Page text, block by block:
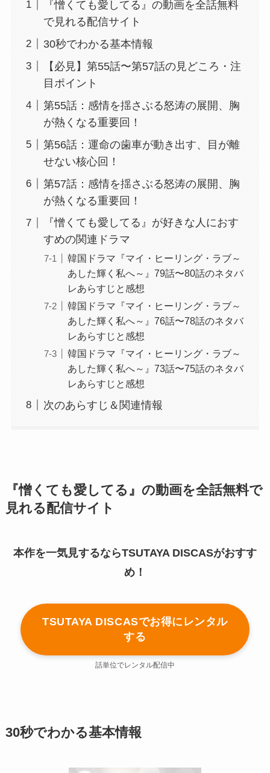
『憎くても愛してる』の動画を全話無料
で見れる配信サイト
30秒でわかる基本情報
【必見】第55話〜第57話の見どころ・注
目ポイント
第55話：感情を揺さぶる怒涛の展開、胸
が熱くなる重要回！
第56話：運命の歯車が動き出す、目が離
せない核心回！
第57話：感情を揺さぶる怒涛の展開、胸
が熱くなる重要回！
『憎くても愛してる』が好きな人におす
すめの関連ドラマ
韓国ドラマ『マイ・ヒーリング・ラブ～
あした輝く私へ～』79話〜80話のネタバ
レあらすじと感想
韓国ドラマ『マイ・ヒーリング・ラブ～
あした輝く私へ～』76話〜78話のネタバ
レあらすじと感想
韓国ドラマ『マイ・ヒーリング・ラブ～
あした輝く私へ～』73話〜75話のネタバ
レあらすじと感想
次のあらすじ＆関連情報
『憎くても愛してる』の動画を全話無料で
見れる配信サイト
本作を一気見するならTSUTAYA DISCASがおすす
め！
TSUTAYA DISCASでお得にレンタル
する
話単位でレンタル配信中
30秒でわかる基本情報